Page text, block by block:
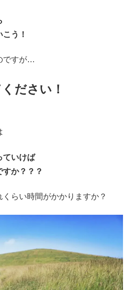
う！
ですが…
ださい！
ていけば
か？？？
らい時間がかかりますか？